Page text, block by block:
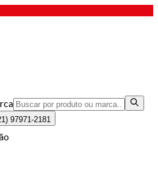
97971-2181